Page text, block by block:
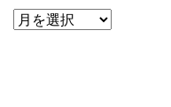
ア